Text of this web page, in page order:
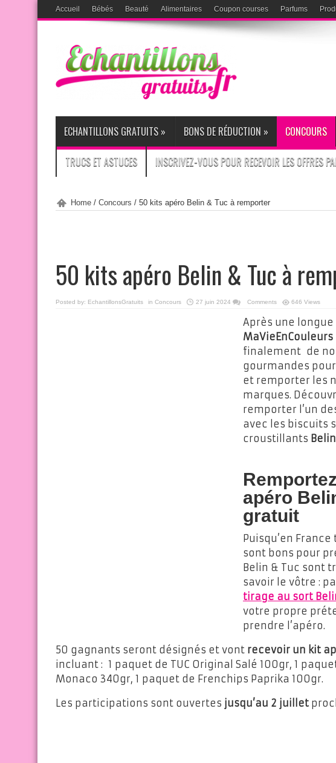
Accueil Bébés Beauté Alimentaires Coupon courses Parfums
ECHANTILLONS GRATUITS » BONS DE RÉDUCTION » CONCOURS
TRUCS ET ASTUCES INSCRIVEZ-VOUS POUR RECEVOIR LES OFFRES
Home / Concours / 50 kits apéro Belin & Tuc à remporter
50 kits apéro Belin & Tuc à
Posted by: EchantillonsGratuits in Concours 27 juin 2024 Comments 646 Views
Après une longue
MaVieEnCouleurs
finalement de
gourmandes
et remporter les
marques.
remporter l’un
avec les biscuits
croustillants
apéro
gratuit
Puisqu’en
sont bons pour
Belin & Tuc sont
savoir le vôtre :
tirage au sort
votre propre
prendre l’apéro.
50 gagnants seront désignés et vont recevoir un kit
incluant : 1 paquet de TUC Original Salé 100gr, 1
Monaco 340gr, 1 paquet de Frenchips Paprika 100gr.
Les participations sont ouvertes jusqu’au 2 juillet